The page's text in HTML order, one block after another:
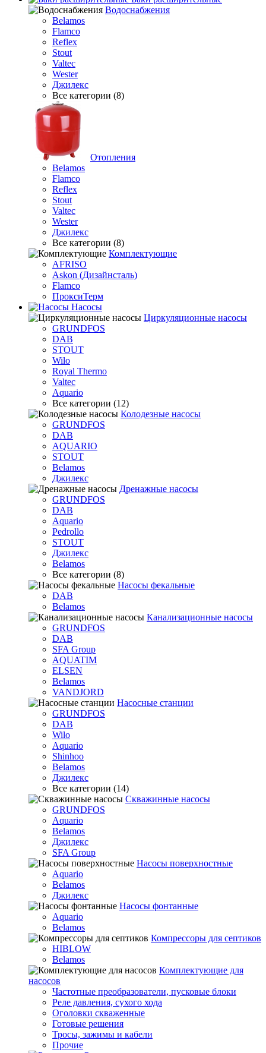
Водоснабжения
Belamos
Flamco
Reflex
Stout
Valtec
Wester
Джилекс
Все категории (8)
Отопления
Belamos
Flamco
Reflex
Stout
Valtec
Wester
Джилекс
Все категории (8)
Комплектующие
AFRISO
Askon (Дизайнсталь)
Flamco
ПроксиТерм
Насосы
Циркуляционные насосы
GRUNDFOS
DAB
STOUT
Wilo
Royal Thermo
Valtec
Aquario
Все категории (12)
Колодезные насосы
GRUNDFOS
DAB
AQUARIO
STOUT
Belamos
Джилекс
Дренажные насосы
GRUNDFOS
DAB
Aquario
Pedrollo
STOUT
Джилекс
Belamos
Все категории (8)
Насосы фекальные
DAB
Belamos
Канализационные насосы
GRUNDFOS
DAB
SFA Group
AQUATIM
ELSEN
Belamos
VANDJORD
Насосные станции
GRUNDFOS
DAB
Wilo
Aquario
Shinhoo
Belamos
Джилекс
Все категории (14)
Скважинные насосы
GRUNDFOS
Aquario
Belamos
Джилекс
SFA Group
Насосы поверхностные
Aquario
Belamos
Джилекс
Насосы фонтанные
Aquario
Belamos
Компрессоры для септиков
HIBLOW
Belamos
Комплектующие для
насосов
Частотные преобразователи, пусковые блоки
Реле давления, сухого хода
Оголовки скваженные
Готовые решения
Тросы, зажимы и кабели
Прочие